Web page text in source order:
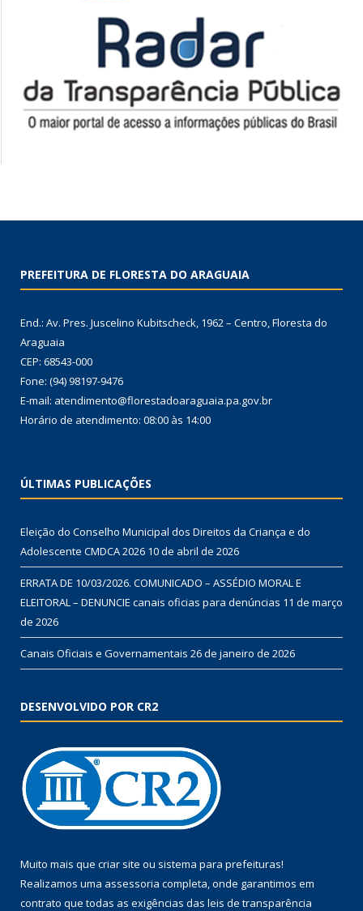
PREFEITURA DE FLORESTA DO ARAGUAIA
End.: Av. Pres. Juscelino Kubitscheck, 1962 – Centro, Floresta do
Araguaia
CEP: 68543-000
Fone: (94) 98197-9476
E-mail: atendimento@florestadoaraguaia.pa.gov.br
Horário de atendimento: 08:00 às 14:00
ÚLTIMAS PUBLICAÇÕES
Eleição do Conselho Municipal dos Direitos da Criança e do
Adolescente CMDCA 2026 10 de abril de 2026
ERRATA DE 10/03/2026. COMUNICADO – ASSÉDIO MORAL E
ELEITORAL – DENUNCIE canais oficias para denúncias 11 de março
de 2026
Canais Oficiais e Governamentais 26 de janeiro de 2026
DESENVOLVIDO POR CR2
Muito mais que criar site ou sistema para prefeituras!
Realizamos uma assessoria completa, onde garantimos em
contrato que todas as exigências das leis de transparência